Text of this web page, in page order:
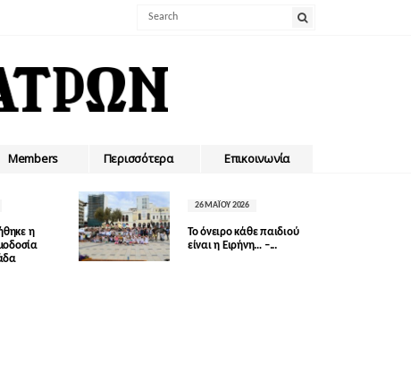
Members Περισσότερα Επικοινωνία
η
26 ΜΑΪ́ΟΥ 2026
Το όνειρο κάθε παιδιού
είναι η Ειρήνη… –...